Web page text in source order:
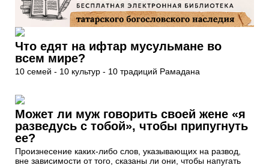
Что едят на ифтар мусульмане во
всем мире?
10 семей - 10 культур - 10 традиций Рамадана
Может ли муж говорить своей жене «я
разведусь с тобой», чтобы припугнуть
ее?
Произнесение каких-либо слов, указывающих на развод,
вне зависимости от того, сказаны ли они, чтобы напугать